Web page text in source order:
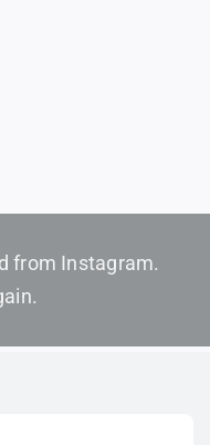
from Instagram.